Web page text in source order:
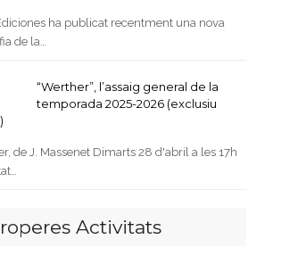
ha publicat recentment una nova
de la…
“Werther”, l’assaig general de la
temporada 2025-2026 (exclusiu
de J. Massenet Dimarts 28 d'abril a les 17h
Activitats